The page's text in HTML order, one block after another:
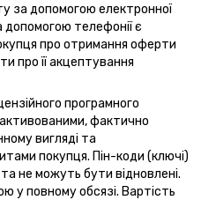
за допомогою електронної
телефонії є
про отримання оферти
про її акцептування
програмного
фактично
вигляді та
покупця. Пін-коди (ключі)
не можуть бути відновлені.
у повному обсязі. Вартість